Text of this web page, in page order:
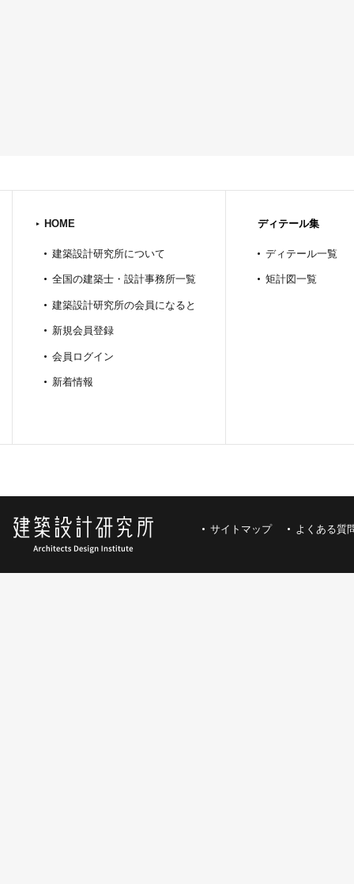
HOME
建築設計研究所について
全国の建築士・設計事務所一覧
建築設計研究所の会員になると
新規会員登録
会員ログイン
新着情報
ディテール集
ディテール一覧
矩計図一覧
サイトマップ よくある質